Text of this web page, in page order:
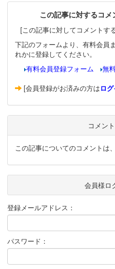
この記事に対するコ
[この記事に対してコメントす
下記のフォームより、有料会員
れかに登録してください。
有料会員登録フォーム
無
[会員登録がお済みの方はロ
コメン
この記事についてのコメントは
会員様ロ
登録メールアドレス：
パスワード：